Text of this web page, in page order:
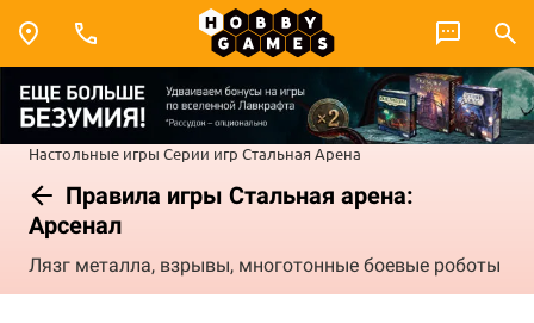
Настольные игры Серии игр Стальная Арена
Правила игры Стальная арена:
Арсенал
Лязг металла, взрывы, многотонные боевые роботы